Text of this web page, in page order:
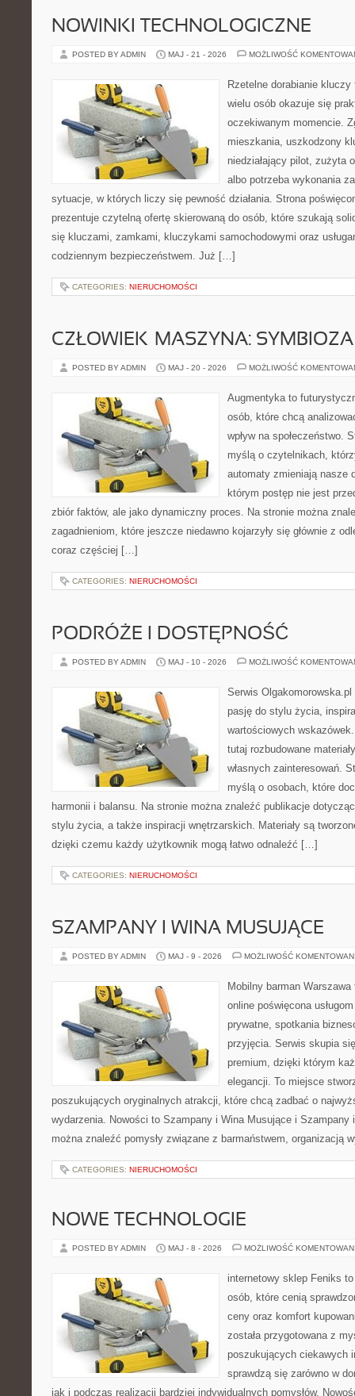
NOWINKI TECHNOLOGICZNE
POSTED BY ADMIN MAJ - 21 - 2026 MOŻLIWOŚĆ
Rzetelne dorabianie
wielu osób okazuje się
oczekiwanym momencie.
mieszkania, uszkodzony
niedziałający pilot, zużyta
albo potrzeba wykonania
sytuacje, w których liczy się pewność działania. Strona
prezentuje czytelną ofertę skierowaną do osób, które szukają
się kluczami, zamkami, kluczykami samochodowymi oraz
codziennym bezpieczeństwem. Już […]
CATEGORIES: NIERUCHOMOŚCI
CZŁOWIEK–MASZYNA: SYMBIOZA
POSTED BY ADMIN MAJ - 20 - 2026 MOŻLIWOŚĆ
Augmentyka to
osób, które chcą
wpływ na społeczeństwo.
myślą o czytelnikach,
automaty zmieniają nasze
którym postęp nie jest
zbiór faktów, ale jako dynamiczny proces. Na stronie można
zagadnieniom, które jeszcze niedawno kojarzyły się głównie z
coraz częściej […]
CATEGORIES: NIERUCHOMOŚCI
PODRÓŻE I DOSTĘPNOŚĆ
POSTED BY ADMIN MAJ - 10 - 2026 MOŻLIWOŚĆ
Serwis
pasję do stylu życia,
wartościowych
tutaj rozbudowane
własnych zainteresowań.
myślą o osobach, które
harmonii i balansu. Na stronie można znaleźć publikacje
stylu życia, a także inspiracji wnętrzarskich. Materiały są
dzięki czemu każdy użytkownik mogą łatwo odnaleźć […]
CATEGORIES: NIERUCHOMOŚCI
SZAMPANY I WINA MUSUJĄCE
POSTED BY ADMIN MAJ - 9 - 2026 MOŻLIWOŚĆ
Mobilny barman
online poświęcona
prywatne, spotkania
przyjęcia. Serwis skupia
premium, dzięki którym
elegancji. To miejsce
poszukujących oryginalnych atrakcji, które chcą zadbać o
wydarzenia. Nowości to Szampany i Wina Musujące i Szampany
można znaleźć pomysły związane z barmaństwem, organizacją
CATEGORIES: NIERUCHOMOŚCI
NOWE TECHNOLOGIE
POSTED BY ADMIN MAJ - 8 - 2026 MOŻLIWOŚĆ
internetowy sklep Feniks
osób, które cenią
ceny oraz komfort
została przygotowana z
poszukujących ciekawych
sprawdzą się zarówno w
jak i podczas realizacji bardziej indywidualnych pomysłów.